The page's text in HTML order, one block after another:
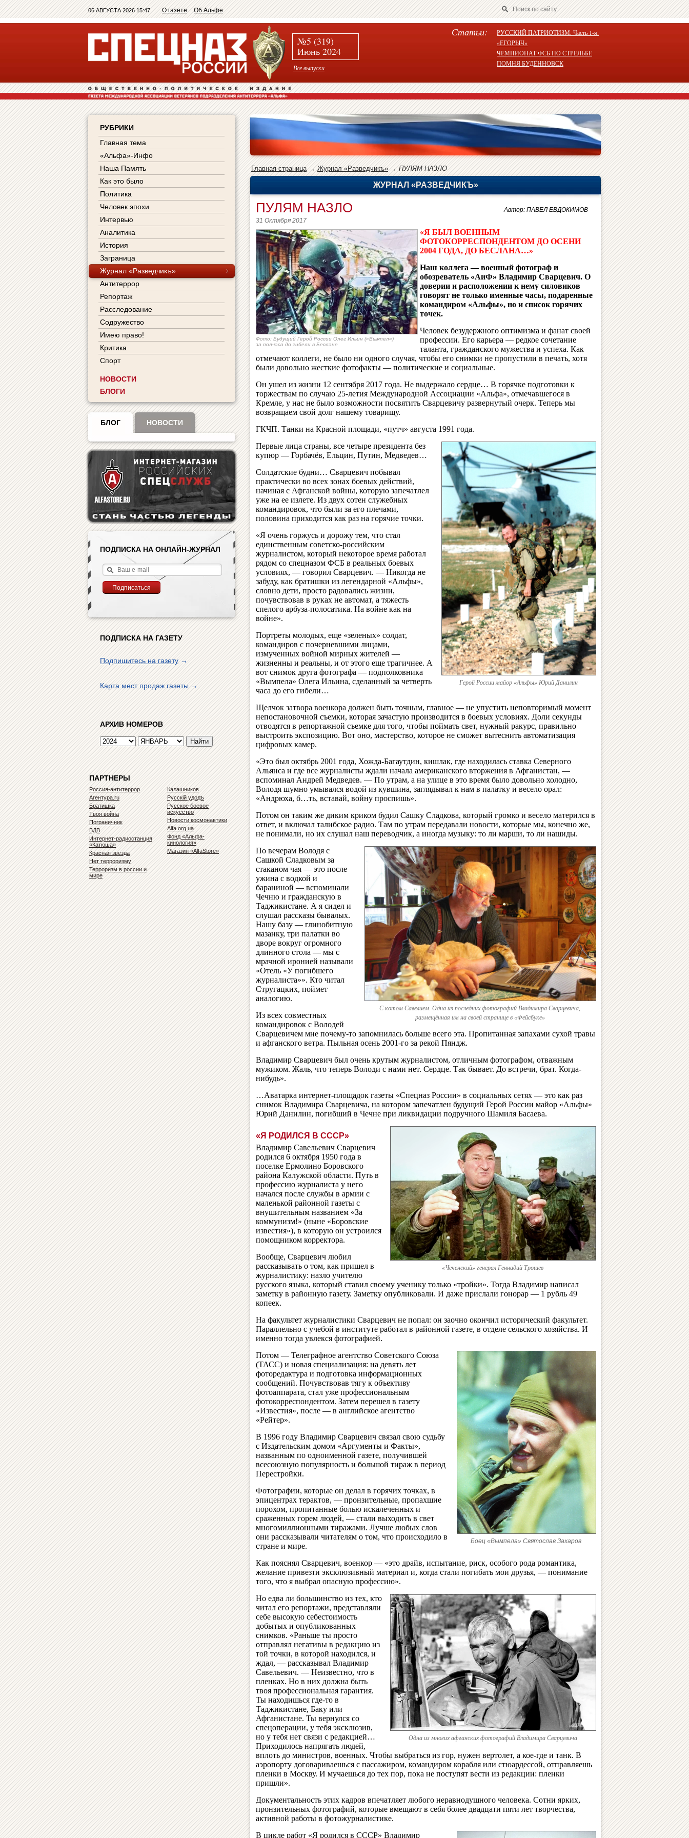
06 АВГУСТА 2026 15:47 О газете Об Альфе
№5 (319)
Июнь 2024
Все выпуски
Статьи:
РУССКИЙ ПАТРИОТИЗМ. Часть 1-я.
«ЕГОРЫЧ»
ЧЕМПИОНАТ ФСБ ПО СТРЕЛЬБЕ
ПОМНЯ БУДЁННОВСК
РУБРИКИ
Главная тема
«Альфа»-Инфо
Наша Память
Как это было
Политика
Человек эпохи
Интервью
Аналитика
История
Заграница
Журнал «Разведчикъ»
Антитеррор
Репортаж
Расследование
Содружество
Имею право!
Критика
Спорт
НОВОСТИ
БЛОГИ
БЛОГ НОВОСТИ
ПОДПИСКА НА ОНЛАЙН-ЖУРНАЛ
ПОДПИСКА НА ГАЗЕТУ
Подпишитесь на газету→
Карта мест продаж газеты→
АРХИВ НОМЕРОВ
ПАРТНЕРЫ
Россия-антитеррор
Агентура.ru
Братишка
Твоя война
Пограничник
ВДВ
Интернет-радиостанция
«Катюша»
Красная звезда
Нет терроризму
Терроризм в россии и
мире
Калашников
Русскiй удодъ
Русское боевое
искусство
Новости космонавтики
Alfa.org.ua
Фонд «Альфа-
кинология»
Магазин «AlfaStore»
Главная страница→Журнал «Разведчикъ»→ПУЛЯМ НАЗЛО
ЖУРНАЛ «РАЗВЕДЧИКЪ»
Автор: ПАВЕЛ ЕВДОКИМОВ
ПУЛЯМ НАЗЛО
31 Октября 2017
Фото: Будущий Герой России Олег Ильин («Вымпел»)
за полчаса до гибели в Беслане
«Я БЫЛ ВОЕННЫМ
ФОТОКОРРЕСПОНДЕНТОМ ДО ОСЕНИ
2004 ГОДА, ДО БЕСЛАНА…»
Наш коллега — военный фотограф и
обозреватель «АиФ» Владимир Сварцевич. О
доверии и расположении к нему силовиков
говорят не только именные часы, подаренные
командиром «Альфы», но и список горячих
точек.
Человек безудержного оптимизма и фанат своей
профессии. Его карьера — редкое сочетание
таланта, гражданского мужества и успеха. Как
отмечают коллеги, не было ни одного случая, чтобы его снимки не пропустили в печать, хотя
были довольно жесткие фотофакты — политические и социальные.
Он ушел из жизни 12 сентября 2017 года. Не выдержало сердце… В горячке подготовки к
торжествам по случаю 25-летия Международной Ассоциации «Альфа», отмечавшегося в
Кремле, у нас не было возможности посвятить Сварцевичу развернутый очерк. Теперь мы
возвращаем свой долг нашему товарищу.
ГКЧП. Танки на Красной площади, «путч» августа 1991 года.
Герой России майор «Альфы» Юрий Данилин
Первые лица страны, все четыре президента без
купюр — Горбачёв, Ельцин, Путин, Медведев…
Солдатские будни… Сварцевич побывал
практически во всех зонах боевых действий,
начиная с Афганской войны, которую запечатлел
уже на ее излете. Из двух сотен служебных
командировок, что были за его плечами,
половина приходится как раз на горячие точки.
«Я очень горжусь и дорожу тем, что стал
единственным советско-российским
журналистом, который некоторое время работал
рядом со спецназом ФСБ в реальных боевых
условиях, — говорил Сварцевич. — Никогда не
забуду, как братишки из легендарной «Альфы»,
словно дети, просто радовались жизни,
почувствовав в руках не автомат, а тяжесть
спелого арбуза-полосатика. На войне как на
войне».
Портреты молодых, еще «зеленых» солдат,
командиров с почерневшими лицами,
измученных войной мирных жителей —
жизненны и реальны, и от этого еще трагичнее. А
вот снимок друга фотографа — подполковника
«Вымпела» Олега Ильина, сделанный за четверть
часа до его гибели…
Щелчок затвора военкора должен быть точным, главное — не упустить неповторимый момент
непостановочной съемки, которая зачастую производится в боевых условиях. Доли секунды
отводятся в репортажной съемке для того, чтобы поймать свет, нужный ракурс, правильно
выстроить экспозицию. Вот оно, мастерство, которое не сможет вытеснить автоматизация
цифровых камер.
«Это был октябрь 2001 года, Хожда-Багаутдин, кишлак, где находилась ставка Северного
Альянса и где все журналисты ждали начала американского вторжения в Афганистан, —
вспоминал Андрей Медведев. — По утрам, а на улице в это время было довольно холодно,
Володя шумно умывался водой из кувшина, заглядывал к нам в палатку и весело орал:
«Андрюха, б…ть, вставай, войну проспишь».
Потом он таким же диким криком будил Сашку Сладкова, который громко и весело матерился в
ответ, и включал талибское радио. Там по утрам передавали новости, которые мы, конечно же,
не понимали, но их слушал наш переводчик, а иногда музыку: то ли марши, то ли нашиды.
С котом Савелием. Одна из последних фотографий Владимира Сварцевича,
размещённая им на своей странице в «Фейсбуке»
По вечерам Володя с
Сашкой Сладковым за
стаканом чая — это после
ужина с водкой и
бараниной — вспоминали
Чечню и гражданскую в
Таджикистане. А я сидел и
слушал рассказы бывалых.
Нашу базу — глинобитную
мазанку, три палатки во
дворе вокруг огромного
длинного стола — мы с
мрачной иронией называли
«Отель «У погибшего
журналиста»». Кто читал
Стругацких, поймет
аналогию.
Из всех совместных
командировок с Володей
Сварцевичем мне почему-то запомнилась больше всего эта. Пропитанная запахами сухой травы
и афганского ветра. Пыльная осень 2001-го за рекой Пяндж.
Владимир Сварцевич был очень крутым журналистом, отличным фотографом, отважным
мужиком. Жаль, что теперь Володи с нами нет. Сердце. Так бывает. До встречи, брат. Когда-
нибудь».
…Аватарка интернет-площадок газеты «Спецназ России» в социальных сетях — это как раз
снимок Владимира Сварцевича, на котором запечатлен будущий Герой России майор «Альфы»
Юрий Данилин, погибший в Чечне при ликвидации подручного Шамиля Басаева.
«Чеченский» генерал Геннадий Трошев
«Я РОДИЛСЯ В СССР»
Владимир Савельевич Сварцевич
родился 6 октября 1950 года в
поселке Ермолино Боровского
района Калужской области. Путь в
профессию журналиста у него
начался после службы в армии с
маленькой районной газеты с
внушительным названием «За
коммунизм!» (ныне «Боровские
известия»), в которую он устроился
помощником корректора.
Вообще, Сварцевич любил
рассказывать о том, как пришел в
журналистику: назло учителю
русского языка, который ставил своему ученику только «тройки». Тогда Владимир написал
заметку в районную газету. Заметку опубликовали. И даже прислали гонорар — 1 рубль 49
копеек.
На факультет журналистики Сварцевич не попал: он заочно окончил исторический факультет.
Параллельно с учебой в институте работал в районной газете, в отделе сельского хозяйства. И
именно тогда увлекся фотографией.
Боец «Вымпела» Святослав Захаров
Потом — Телеграфное агентство Советского Союза
(ТАСС) и новая специализация: на девять лет
фоторедактура и подготовка информационных
сообщений. Почувствовав тягу к объективу
фотоаппарата, стал уже профессиональным
фотокорреспондентом. Затем перешел в газету
«Известия», после — в английское агентство
«Рейтер».
В 1996 году Владимир Сварцевич связал свою судьбу
с Издательским домом «Аргументы и Факты»,
названным по одноименной газете, получившей
всесоюзную популярность и большой тираж в период
Перестройки.
Фотографии, которые он делал в горячих точках, в
эпицентрах терактов, — пронзительные, пропахшие
порохом, пропитанные болью искалеченных и
сраженных горем людей, — стали выходить в свет
многомиллионными тиражами. Лучше любых слов
они рассказывали читателям о том, что происходило в
стране и мире.
Как пояснял Сварцевич, военкор — «это драйв, испытание, риск, особого рода романтика,
желание привезти эксклюзивный материал и, когда стали погибать мои друзья, — понимание
того, что я выбрал опасную профессию».
Одна из многих афганских фотографий Владимира Сварцевича
Но едва ли большинство из тех, кто
читал его репортажи, представляли
себе высокую себестоимость
добытых и опубликованных
снимков. «Раньше ты просто
отправлял негативы в редакцию из
той точки, в которой находился, и
ждал, — рассказывал Владимир
Савельевич. — Неизвестно, что в
пленках. Но в них должна быть
твоя профессиональная гарантия.
Ты находишься где-то в
Таджикистане, Баку или
Афганистане. Ты вернулся со
спецоперации, у тебя эксклюзив,
но у тебя нет связи с редакцией…
Приходилось напрягать людей,
вплоть до министров, военных. Чтобы выбраться из гор, нужен вертолет, а кое-где и танк. В
аэропорту договариваешься с пассажиром, командиром корабля или стюардессой, отправляешь
пленки в Москву. И мучаешься до тех пор, пока не поступят вести из редакции: пленки
пришли».
Документальность этих кадров впечатляет любого неравнодушного человека. Сотни ярких,
пронзительных фотографий, которые вмещают в себя более двадцати пяти лет творчества,
активной работы в фотожурналистике.
В цикле работ «Я родился в СССР» Владимир